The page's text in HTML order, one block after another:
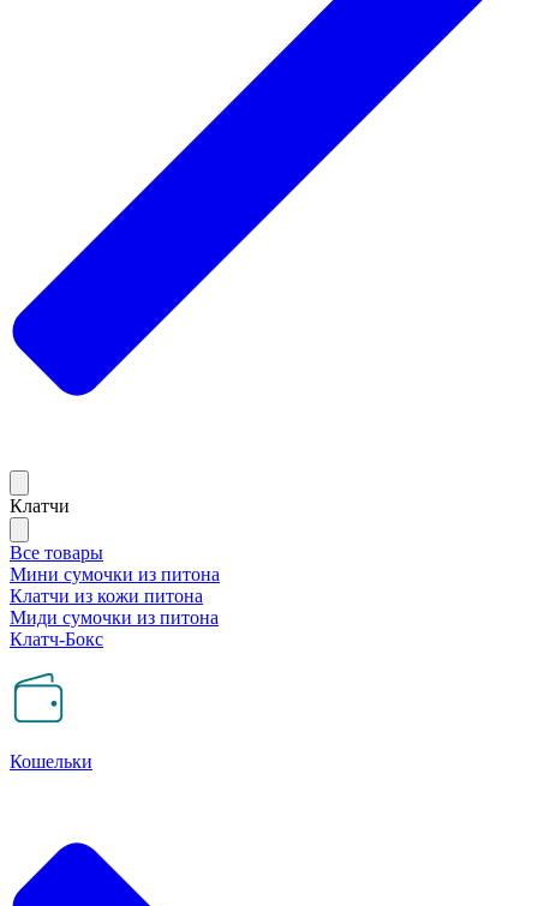
Клатчи
Все товары
Мини сумочки из питона
Клатчи из кожи питона
Миди сумочки из питона
Клатч-Бокс
Кошельки